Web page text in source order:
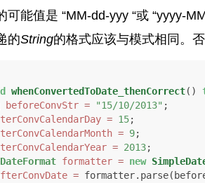
可能值是 “MM-dd-yyy “或 “yyyy-
的String的格式应该与模式相同。
whenConvertedToDate_thenCorrect()
beforeConvStr = "15/10/2013" ;
= 15;
= 9;
= 2013;
formatter = new
=